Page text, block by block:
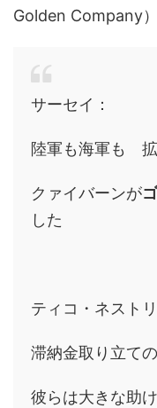
Golden Company）
サーセイ：
陸軍も海軍も
クァイバーンが
した
ティコ・ネストリ
滞納金取り立て
彼らは大きな助